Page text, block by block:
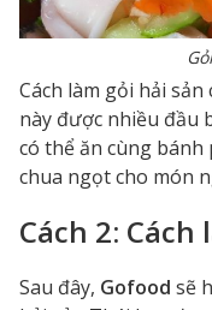
Cách làm gỏi hải
này được nhiều đầu
có thể ăn cùng bánh
chua ngọt cho món
Cách 2:
Sau đây, Gofood sẽ